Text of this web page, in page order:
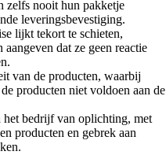
zelfs nooit hun pakketje
leveringsbevestiging.
lijkt tekort te schieten,
dat ze geen reactie
van de producten, waarbij
producten niet voldoen aan de
het bedrijf van oplichting, met
producten en gebrek aan